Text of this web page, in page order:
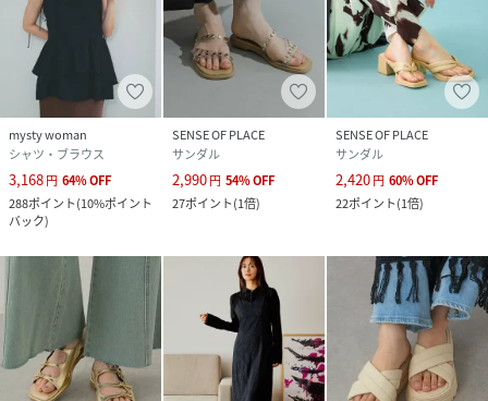
mysty woman
シャツ・ブラウス
3,168円 64%OFF
288ポイント(10%ポイント
バック)
SENSE OF PLACE
サンダル
2,990円 54%OFF
27ポイント(1倍)
SENSE OF PLACE
サンダル
2,420円 60%OFF
22ポイント(1倍)